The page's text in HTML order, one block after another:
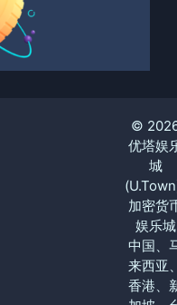
©
优塔娱
城
加密货
娱乐城
中国、
来西亚
香港、